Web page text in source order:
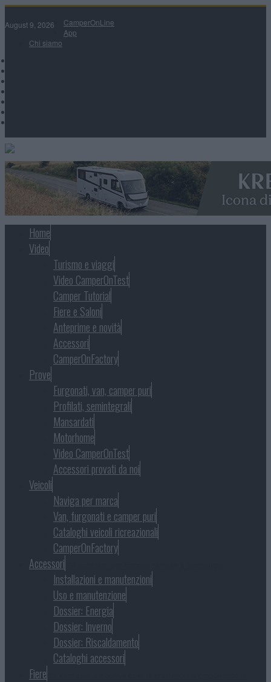
August 9, 2026
CamperOnLine
App
Chi siamo
Home
Video
Turismo e viaggi
Video CamperOnTest
Camper Tutorial
Fiere e Saloni
Anteprime e novità
Accessori
CamperOnFactory
Prove
Furgonati, van, camper puri
Profilati, semintegrali
Mansardati
Motorhome
Video CamperOnTest
Accessori provati da noi
Veicoli
Naviga per marca
Van, furgonati e camper puri
Cataloghi veicoli ricreazionali
CamperOnFactory
Accessori
Installazioni e manutenzioni
Uso e manutenzione
Dossier: Energia
Dossier: Inverno
Dossier: Riscaldamento
Cataloghi accessori
Fiere